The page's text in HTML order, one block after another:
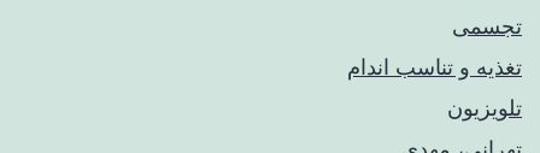
تجسمی
تغذیه و تناسب اندام
تلویزیون